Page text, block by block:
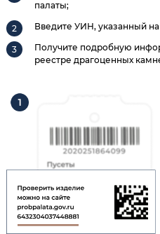
палаты;
Введите УИН, указанный
Получите подробную
реестре драгоценных